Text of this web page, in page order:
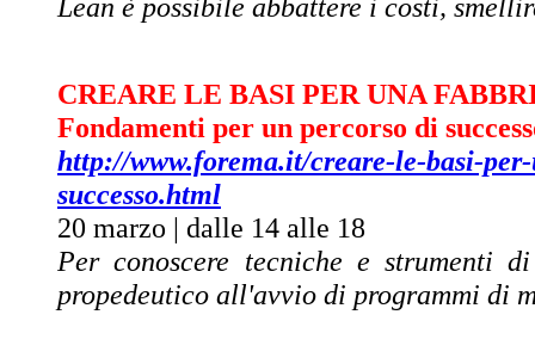
Lean è possibile abbattere i costi,
CREARE LE BASI PER UNA
Fondamenti per un percorso di
http://www.forema.it/creare-le-basi-
successo.html
20 marzo | dalle 14 alle 18
Per conoscere tecniche e strumenti
propedeutico all'avvio di programmi di